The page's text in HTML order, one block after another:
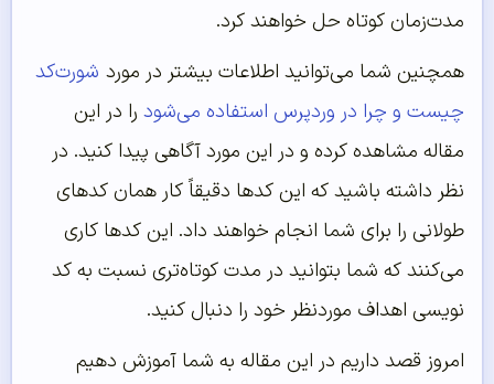
مدت‌زمان کوتاه حل خواهند کرد.
همچنین شما می‌توانید اطلاعات بیشتر در مورد شورت‌‌کد
چیست و چرا در وردپرس استفاده می‌‌شود را در این
مقاله مشاهده کرده و در این مورد آگاهی پیدا کنید. در
نظر داشته باشید که این کدها دقیقاً کار همان کدهای
طولانی را برای شما انجام خواهند داد. این کدها کاری
می‌کنند که شما بتوانید در مدت کوتاه‌تری نسبت به کد
نویسی اهداف موردنظر خود را دنبال کنید.
امروز قصد داریم در این مقاله به شما آموزش دهیم